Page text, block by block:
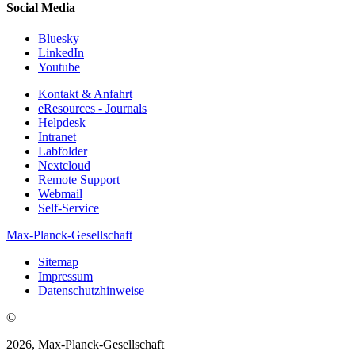
Social Media
Bluesky
LinkedIn
Youtube
Kontakt & Anfahrt
eResources - Journals
Helpdesk
Intranet
Labfolder
Nextcloud
Remote Support
Webmail
Self-Service
Max-Planck-Gesellschaft
Sitemap
Impressum
Datenschutzhinweise
©
2026, Max-Planck-Gesellschaft